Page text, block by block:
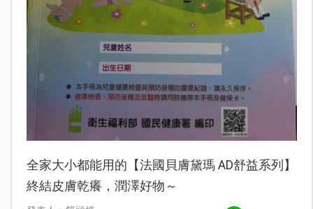
全家大小都能用的【法國貝膚黛瑪 AD舒益系列】
終結皮膚乾癢，潤澤好物～